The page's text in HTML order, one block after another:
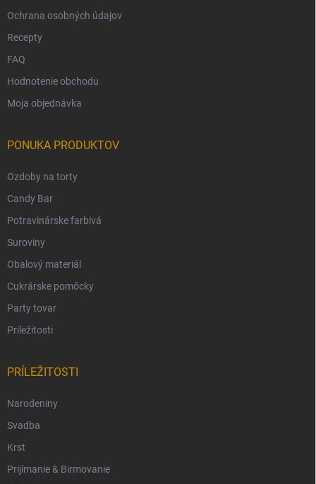
Ochrana osobných údajov
Recepty
FAQ
Hodnotenie obchodu
Moja objednávka
PONUKA PRODUKTOV
Ozdoby na torty
Candy Bar
Potravinárske farbivá
Suroviny
Obalový materiál
Cukrárske pomôcky
Party tovar
Príležitosti
PRÍLEŽITOSTI
Narodeniny
Svadba
Krst
Prijímanie & Birmovanie